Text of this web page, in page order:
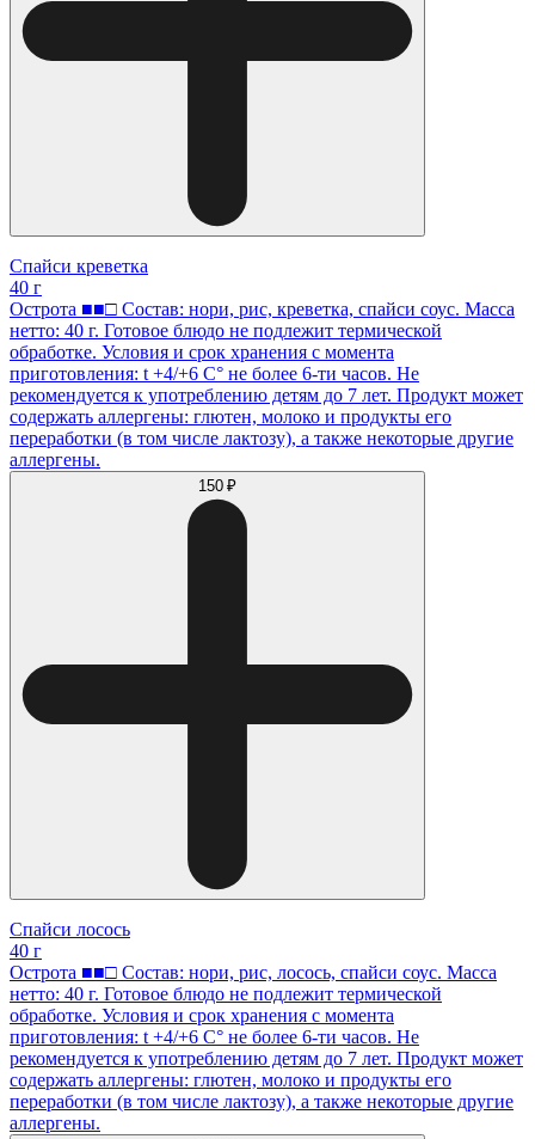
Спайси креветка
40 г
Острота ■■□ Состав: нори, рис, креветка, спайси соус. Масса
нетто: 40 г. Готовое блюдо не подлежит термической
обработке. Условия и срок хранения с момента
приготовления: t +4/+6 С° не более 6-ти часов. Не
рекомендуется к употреблению детям до 7 лет. Продукт может
содержать аллергены: глютен, молоко и продукты его
переработки (в том числе лактозу), а также некоторые другие
аллергены.
150 ₽
Спайси лосось
40 г
Острота ■■□ Состав: нори, рис, лосось, спайси соус. Масса
нетто: 40 г. Готовое блюдо не подлежит термической
обработке. Условия и срок хранения с момента
приготовления: t +4/+6 С° не более 6-ти часов. Не
рекомендуется к употреблению детям до 7 лет. Продукт может
содержать аллергены: глютен, молоко и продукты его
переработки (в том числе лактозу), а также некоторые другие
аллергены.